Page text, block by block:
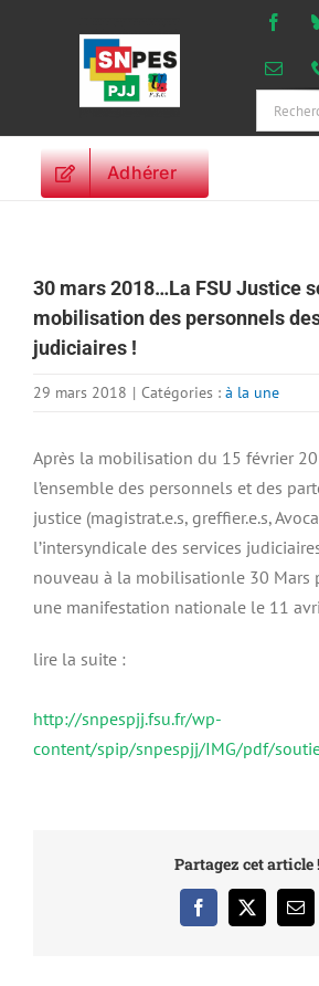
Adhérer
30 mars 2018…La FSU Justice
mobilisation des personnels
judiciaires !
29 mars 2018 | Catégories : à la une
Après la mobilisation du 15 février
l’ensemble des personnels et des
justice (magistrat.e.s, greffier.e.s,
l’intersyndicale des services
nouveau à la mobilisationle 30 Mars
une manifestation nationale le 11
lire la suite :
http://snpespjj.fsu.fr/wp-
content/spip/snpespjj/IMG/pdf/
Partagez cet article !
Facebook
X